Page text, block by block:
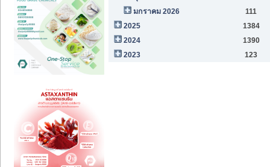
มกราคม 2026
111
2025
1384
2024
1390
2023
123